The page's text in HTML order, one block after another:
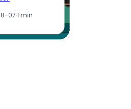
07·1 min